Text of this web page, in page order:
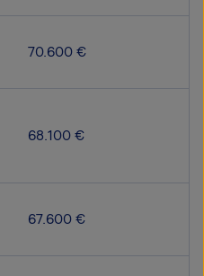
70.600 €
68.100 €
67.600 €